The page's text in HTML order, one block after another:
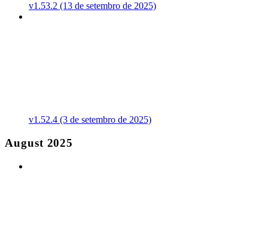
v1.53.2 (13 de setembro de 2025)
v1.52.4 (3 de setembro de 2025)
August 2025